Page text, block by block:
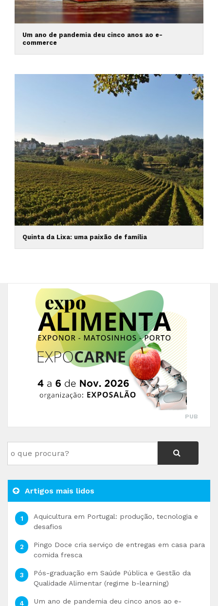
Um ano de pandemia deu cinco anos ao e-
commerce
Quinta da Lixa: uma paixão de família
PUB
Artigos mais lidos
Aquicultura em Portugal: produção, tecnologia e
desafios
Pingo Doce cria serviço de entregas em casa para
comida fresca
Pós-graduação em Saúde Pública e Gestão da
Qualidade Alimentar (regime b-learning)
Um ano de pandemia deu cinco anos ao e-